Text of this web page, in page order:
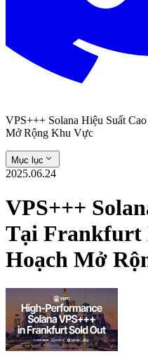
VPS+++ Solana Hiệu Suất
Mở Rộng Khu Vực
Mục lục
2025.06.24
VPS+++
Tại Frankfurt
Hoạch Mở